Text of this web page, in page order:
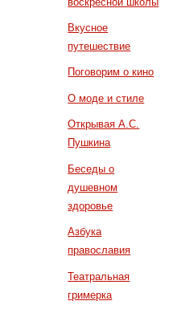
Вкусное
путешествие
Поговорим о кино
О моде и стиле
Открывая А.С.
Пушкина
Беседы о
душевном
здоровье
Азбука
православия
Театральная
гримерка